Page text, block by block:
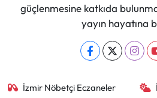
güçlenmesine katkıda
yayın hayatına
İzmir Nöbetçi Eczaneler